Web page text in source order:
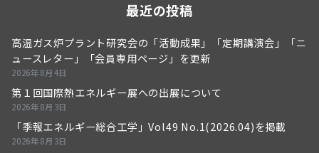
最近の投稿
高温ガス炉プラント研究会の「活動成果」「定期講演会」「ニ
ュースレター」「会員専用ページ」を更新
2026年8月4日
第１回国際熱エネルギー展への出展について
2026年8月3日
「季報エネルギー総合工学」Vol49 No.1(2026.04)を掲載
2026年8月3日